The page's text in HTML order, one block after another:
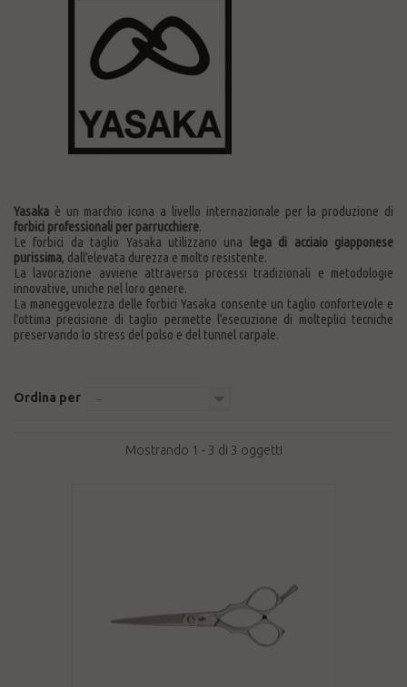
Yasaka è un marchio icona a livello internazionale per la produzione di
forbici professionali per parrucchiere.
Le forbici da taglio Yasaka utilizzano una
lega di acciaio giapponese
purissima, dall'elevata durezza e molto resistente.
La lavorazione avviene attraverso processi tradizionali e metodologie
innovative, uniche nel loro genere.
La maneggevolezza delle forbici Yasaka consente un taglio confortevole e
l’ottima precisione di taglio permette l’esecuzione di molteplici tecniche
preservando lo stress del polso e del tunnel carpale.
Ordina per --
Mostrando 1 - 3 di 3 oggetti